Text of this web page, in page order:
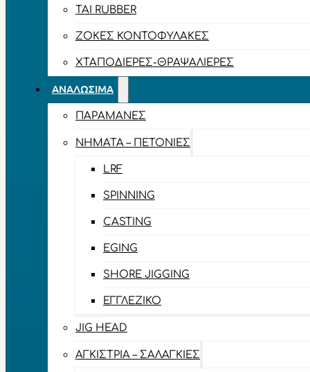
TAI RUBBER
ΖΌΚΕΣ ΚΟΝΤΟΦΎΛΑΚΕΣ
ΧΤΑΠΟΔΙΈΡΕΣ-ΘΡΑΨΑΛΙΈΡΕΣ
ΑΝΑΛΏΣΙΜΑ
ΠΑΡΑΜΆΝΕΣ
ΝΉΜΑΤΑ – ΠΕΤΟΝΙΈΣ
LRF
SPINNING
CASTING
EGING
SHORE JIGGING
ΕΓΓΛΈΖΙΚΟ
JIG HEAD
ΑΓΚΊΣΤΡΙΑ – ΣΑΛΑΓΚΙΈΣ